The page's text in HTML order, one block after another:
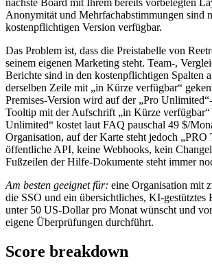
nächste Board mit Ihrem bereits vorbelegten
Anonymität und Mehrfachabstimmungen sind
kostenpflichtigen Version verfügbar.
Das Problem ist, dass die Preistabelle von
seinem eigenen Marketing steht. Team-,
Berichte sind in den kostenpflichtigen Spalten
derselben Zeile mit „in Kürze verfügbar“
Premises-Version wird auf der „Pro
Tooltip mit der Aufschrift „in Kürze verfügbar“
Unlimited“ kostet laut FAQ pauschal 49 $/
Organisation, auf der Karte steht jedoch
öffentliche API, keine Webhooks, kein
Fußzeilen der Hilfe-Dokumente steht immer
Am besten geeignet für: eine Organisation mit
die SSO und ein übersichtliches, KI-gestütztes
unter 50 US-Dollar pro Monat wünscht und
eigene Überprüfungen durchführt.
Score breakdown